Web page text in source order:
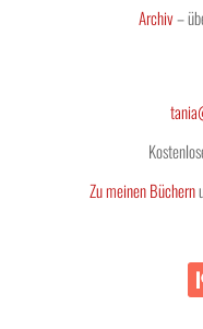
Archiv–
Zu meinen Büchern